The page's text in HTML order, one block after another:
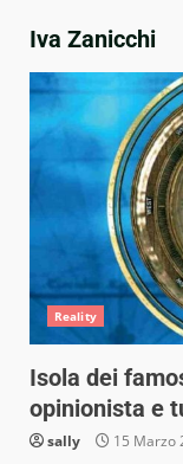
Iva Zanicchi
Reality
Isola dei
opinionista e
sally 15 Marzo